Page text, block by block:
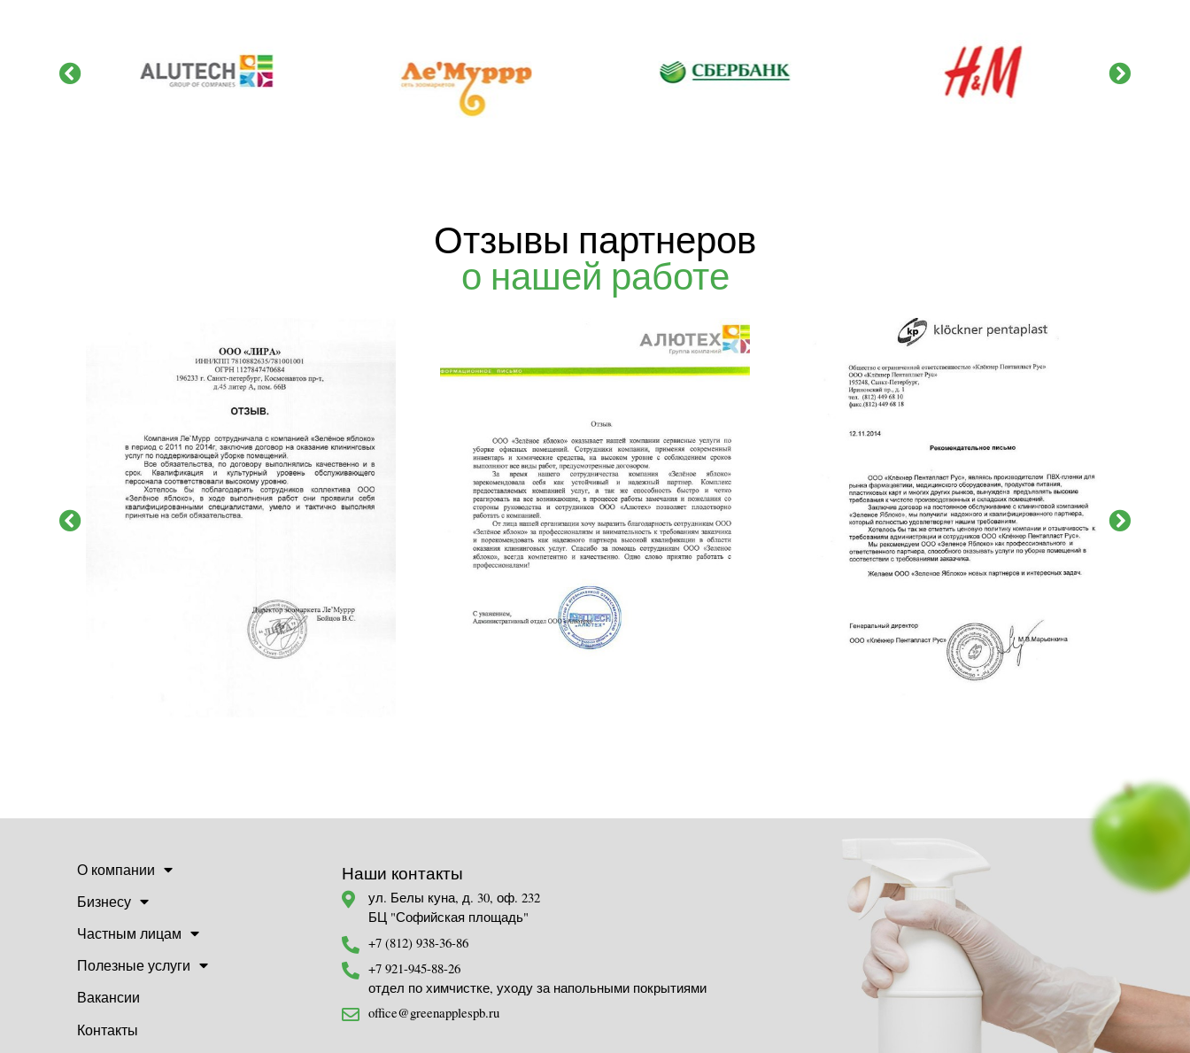
Отзывы партнеров
о нашей работе
О компании
Бизнесу
Частным лицам
Полезные услуги
Вакансии
Контакты
Наши контакты
ул. Белы куна, д. 30, оф. 232
БЦ "Софийская площадь"
+7 (812) 938-36-86
+7 921-945-88-26
отдел по химчистке, уходу за напольными покрытиями
office@greenapplespb.ru